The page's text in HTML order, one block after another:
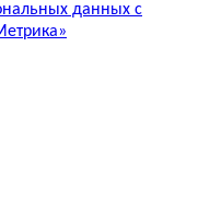
данных с